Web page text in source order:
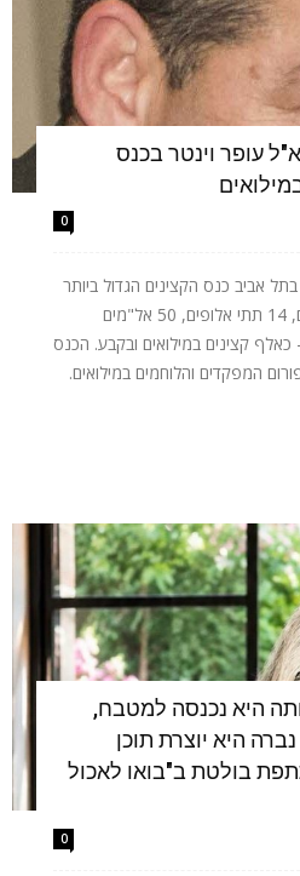
עופר וינטר בכנס
0
הערב יתקיים באקספו ביתן 2 בתל אביב כנס הקצינים הגדול ביותר
בצה״ל מאז היווסדו: 4 אלופים, 14 תתי אלופים, 50 אל"מים
קצינים במילואים ובקבע. הכנס
המפקדים והלוחמים במילואים.
היא נכנסה למטבח,
היא יוצרת תוכן
בולטת ב"בואו לאכול
0